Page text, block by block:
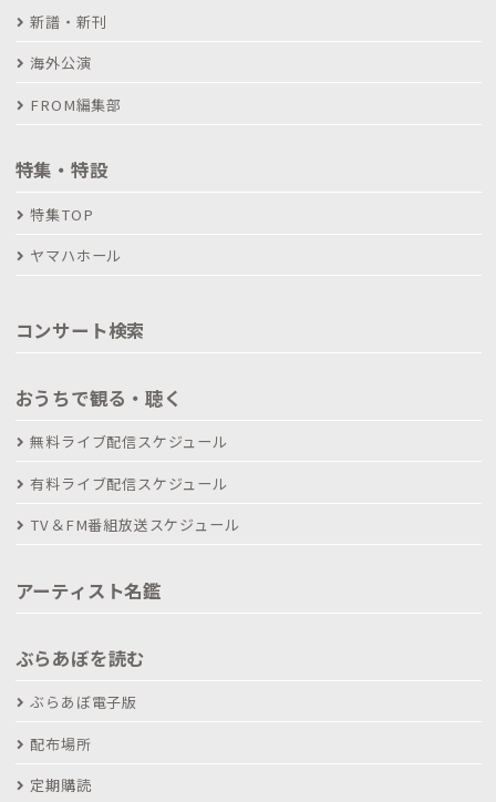
新譜・新刊
海外公演
FROM編集部
特集・特設
特集TOP
ヤマハホール
コンサート検索
おうちで観る・聴く
無料ライブ配信スケジュール
有料ライブ配信スケジュール
TV＆FM番組放送スケジュール
アーティスト名鑑
ぶらあぼを読む
ぶらあぼ電子版
配布場所
定期購読